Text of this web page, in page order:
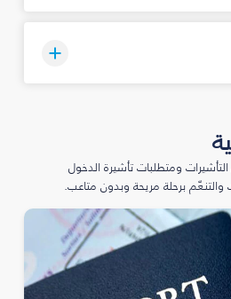
ومتطلبات تأشيرة الدخول
برحلة مريحة وبدون متاعب.